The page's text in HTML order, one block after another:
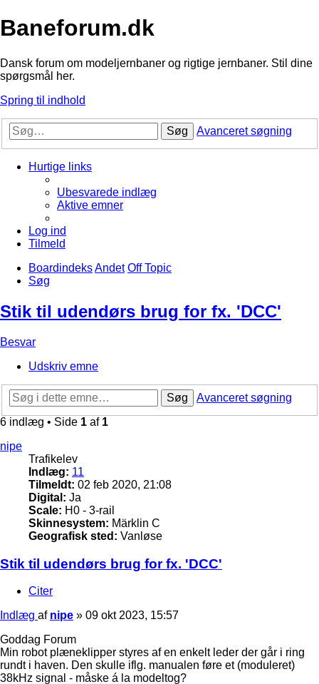
Baneforum.dk
Dansk forum om modeljernbaner og rigtige jernbaner. Stil dine
spørgsmål her.
Spring til indhold
Søg Avanceret søgning
Hurtige links
Ubesvarede indlæg
Aktive emner
Log ind
Tilmeld
BoardindeksAndet Off Topic
Søg
Stik til udendørs brug for fx. 'DCC'
Besvar
Udskriv emne
Søg
Avanceret søgning
6 indlæg • Side 1 af 1
nipe
Trafikelev
Indlæg: 11
Tilmeldt: 02 feb 2020, 21:08
Digital: Ja
Scale: H0 - 3-rail
Skinnesystem: Märklin C
Geografisk sted: Vanløse
Stik til udendørs brug for fx. 'DCC'
Citer
Indlæg af nipe » 09 okt 2023, 15:57
Goddag Forum
Min robot plæneklipper styres af en enkelt leder der går i ring
rundt i haven. Den skulle iflg. manualen føre et (moduleret)
38kHz signal - måske á la modeltog?